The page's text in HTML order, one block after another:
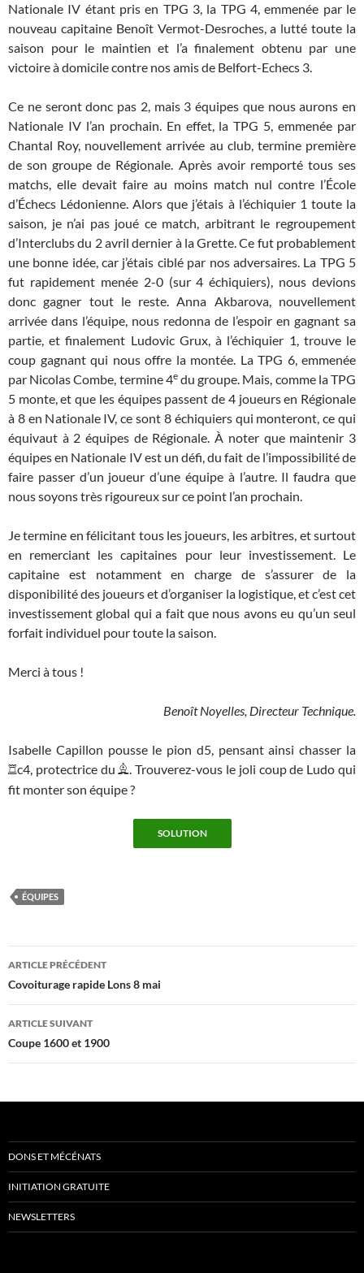
Nationale IV étant pris en TPG 3, la TPG 4, emmenée par le
nouveau capitaine Benoît Vermot-Desroches, a lutté toute la
saison pour le maintien et l’a finalement obtenu par une
victoire à domicile contre nos amis de Belfort-Echecs 3.
Ce ne seront donc pas 2, mais 3 équipes que nous aurons en
Nationale IV l’an prochain. En effet, la TPG 5, emmenée par
Chantal Roy, nouvellement arrivée au club, termine première
de son groupe de Régionale. Après avoir remporté tous ses
matchs, elle devait faire au moins match nul contre l’École
d’Échecs Lédonienne. Alors que j’étais à l’échiquier 1 toute la
saison, je n’ai pas joué ce match, arbitrant le regroupement
d’Interclubs du 2 avril dernier à la Grette. Ce fut probablement
une bonne idée, car j’étais ciblé par nos adversaires. La TPG 5
fut rapidement menée 2-0 (sur 4 échiquiers), nous devions
donc gagner tout le reste. Anna Akbarova, nouvellement
arrivée dans l’équipe, nous redonna de l’espoir en gagnant sa
partie, et finalement Ludovic Grux, à l’échiquier 1, trouve le
coup gagnant qui nous offre la montée. La TPG 6, emmenée
par Nicolas Combe, termine 4edu groupe. Mais, comme la TPG
5 monte, et que les équipes passent de 4 joueurs en Régionale
à 8 en Nationale IV, ce sont 8 échiquiers qui monteront, ce qui
équivaut à 2 équipes de Régionale. À noter que maintenir 3
équipes en Nationale IV est un défi, du fait de l’impossibilité de
faire passer d’un joueur d’une équipe à l’autre. Il faudra que
nous soyons très rigoureux sur ce point l’an prochain.
Je termine en félicitant tous les joueurs, les arbitres, et surtout
en remerciant les capitaines pour leur investissement. Le
capitaine est notamment en charge de s’assurer de la
disponibilité des joueurs et d’organiser la logistique, et c’est cet
investissement global qui a fait que nous avons eu qu’un seul
forfait individuel pour toute la saison.
Merci à tous !
Benoît Noyelles, Directeur Technique.
Isabelle Capillon pousse le pion d5, pensant ainsi chasser la
Rc4, protectrice duB. Trouverez-vous le joli coup de Ludo qui
fit monter son équipe ?
ÉQUIPES
Navigation
des
articles
ARTICLE PRÉCÉDENT
Covoiturage rapide Lons 8 mai
ARTICLE SUIVANT
Coupe 1600 et 1900
DONS ET MÉCÉNATS
INITIATION GRATUITE
NEWSLETTERS